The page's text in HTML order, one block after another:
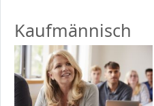
Kaufmännisch